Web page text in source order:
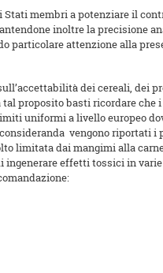
Stati membri a potenziare il
inoltre la precisione
particolare attenzione alla
dei cereali, dei
proposito basti ricordare che
uniformi a livello europeo
vengono riportati
limitata dai mangimi alla
ingenerare effetti tossici in